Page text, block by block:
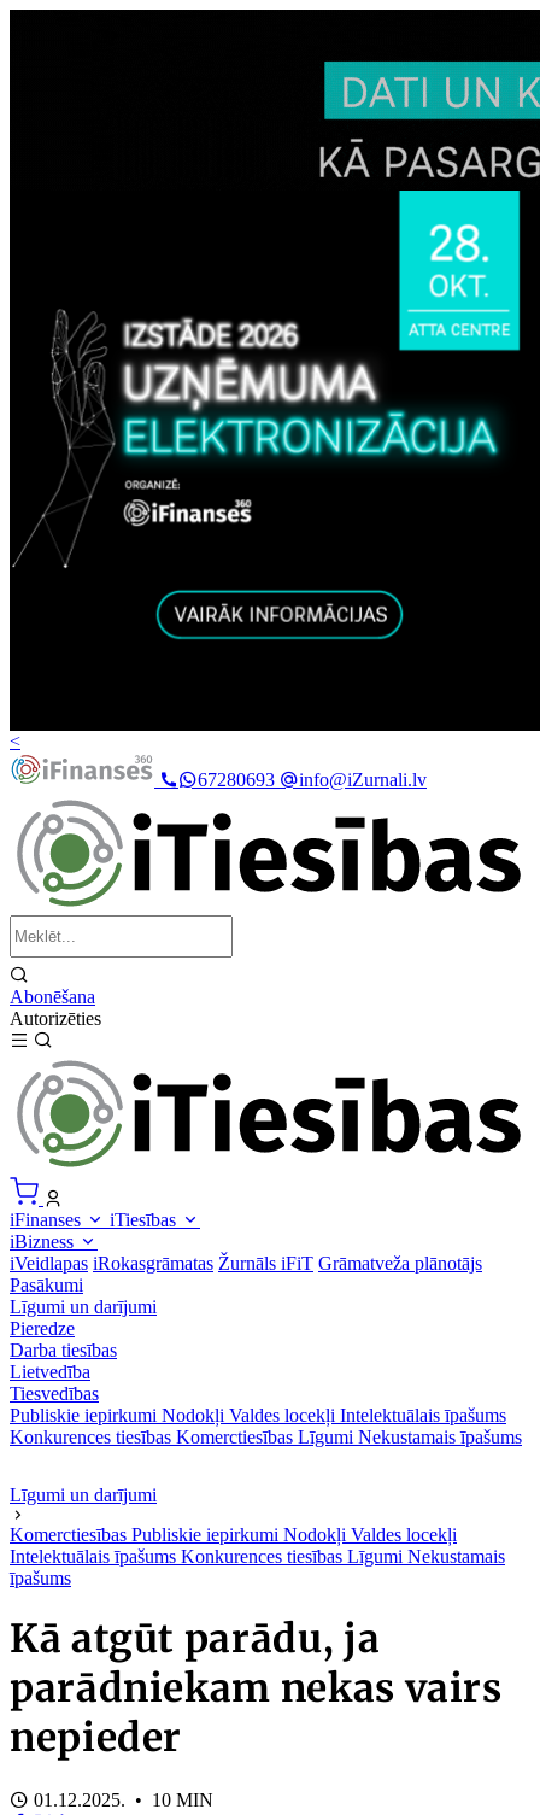
<
67280693
info@iZurnali.lv
Abonēšana
Autorizēties
iFinanses
iTiesības
iBizness
iVeidlapas iRokasgrāmatas Žurnāls iFiT Grāmatveža plānotājs
Pasākumi
Līgumi un darījumi
Pieredze
Darba tiesības
Lietvedība
Tiesvedības
Publiskie iepirkumi Nodokļi Valdes locekļi Intelektuālais īpašums
Konkurences tiesības Komerctiesības Līgumi Nekustamais īpašums
Līgumi un darījumi
Komerctiesības Publiskie iepirkumi Nodokļi Valdes locekļi
Intelektuālais īpašums Konkurences tiesības Līgumi Nekustamais
īpašums
Kā atgūt parādu, ja
parādniekam nekas vairs
nepieder
01.12.2025. • 10 MIN